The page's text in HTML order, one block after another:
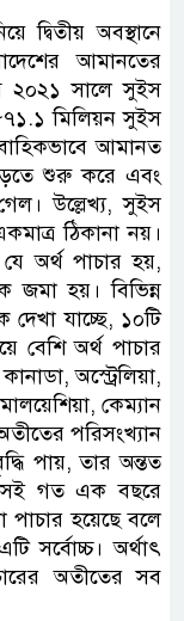
দ্বিতীয় অবস্থানে
আমানতের
২০২১ সালে সুইস
৮৭১.১ মিলিয়ন সুইস
আমানত
শুরু করে এবং
উল্লেখ্য, সুইস
ঠিকানা নয়।
অর্থ পাচার হয়,
জমা হয়। বিভিন্ন
দেখা যাচ্ছে, ১০টি
বেশি অর্থ পাচার
অস্ট্রেলিয়া,
কেম্যান
পরিসংখ্যান
পায়, তার অন্তত
গত এক বছরে
পাচার হয়েছে বলে
সর্বোচ্চ। অর্থাৎ
অতীতের সব